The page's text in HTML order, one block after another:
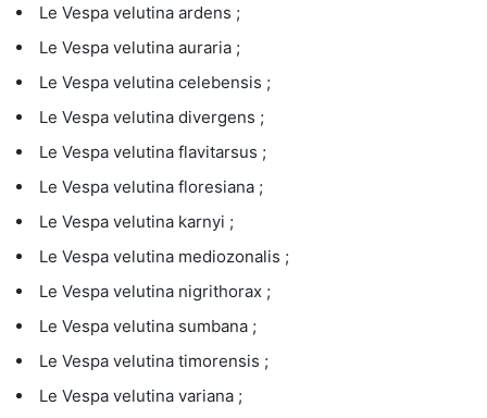
Le Vespa velutina ardens ;
Le Vespa velutina auraria ;
Le Vespa velutina celebensis ;
Le Vespa velutina divergens ;
Le Vespa velutina flavitarsus ;
Le Vespa velutina floresiana ;
Le Vespa velutina karnyi ;
Le Vespa velutina mediozonalis ;
Le Vespa velutina nigrithorax ;
Le Vespa velutina sumbana ;
Le Vespa velutina timorensis ;
Le Vespa velutina variana ;